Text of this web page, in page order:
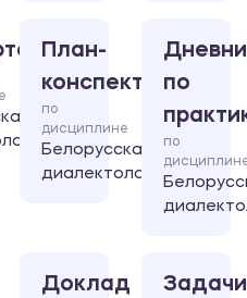
План-
конспект
по
дисциплине
Белорусская
диалектология
по
по
Доклад Задачи